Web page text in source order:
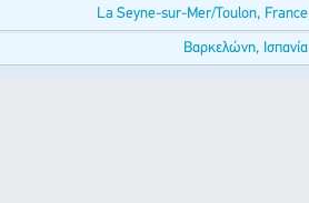
La Seyne-sur-Mer/Toulon, France
Βαρκελώνη, Ισπανία